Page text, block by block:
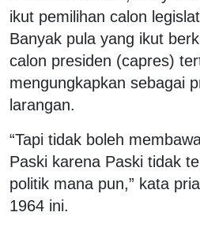
ikut pemilihan calon
Banyak pula yang ikut
calon presiden (capres)
mengungkapkan sebagai
larangan.
“Tapi tidak boleh
Paski karena Paski tidak
politik mana pun,” kata
1964 ini.